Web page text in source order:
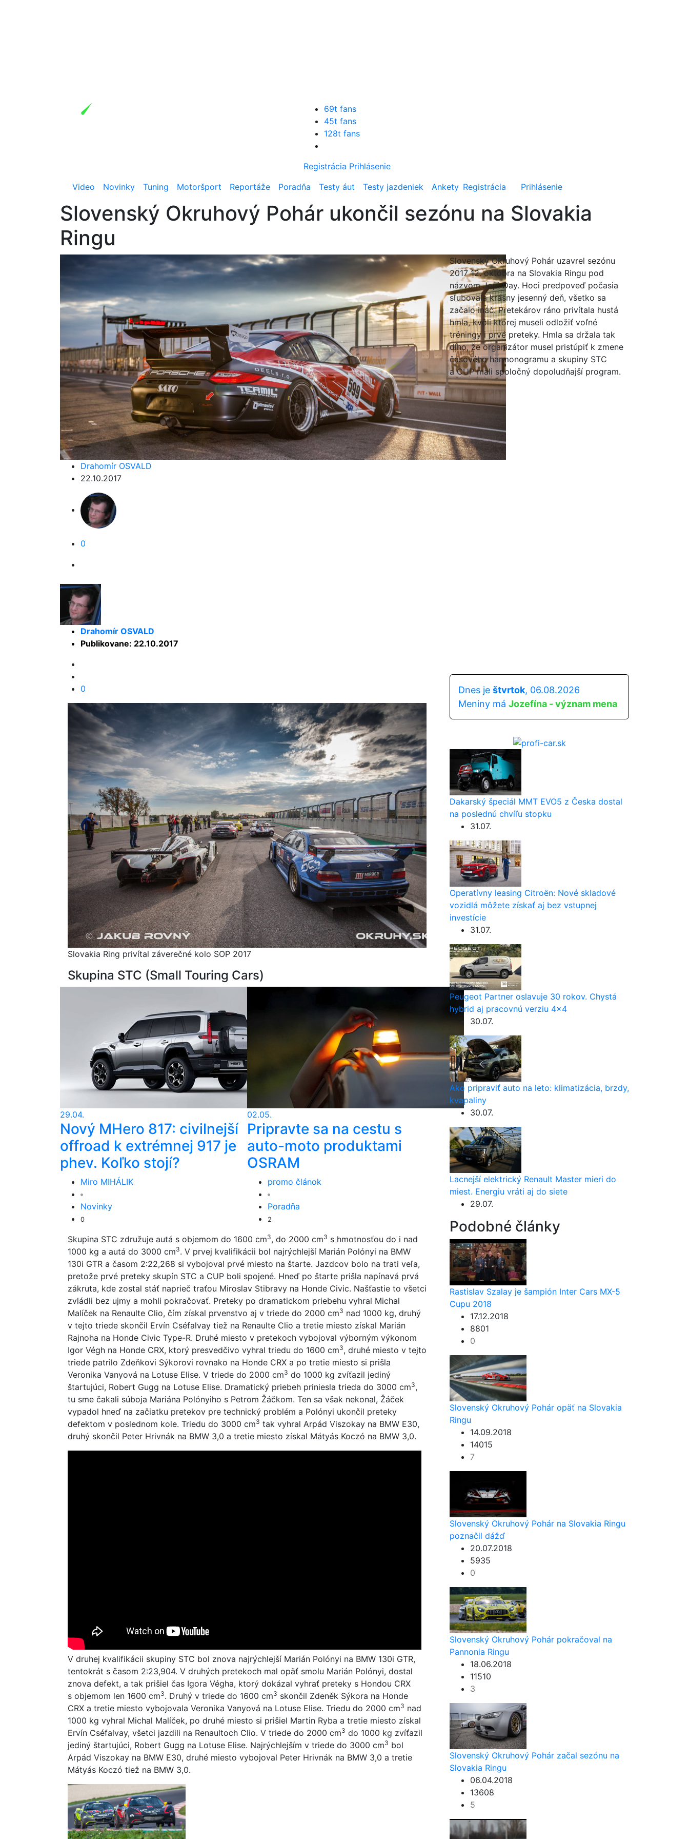
69t fans
45t fans
128t fans
Registrácia Prihlásenie
Video
Novinky Tuning Motoršport Reportáže Poradňa Testy áut Testy jazdeniek Ankety Registrácia Prihlásenie
Slovenský Okruhový Pohár ukončil sezónu na Slovakia
Ringu
Drahomír OSVALD
22.10.2017
0
Slovenský Okruhový Pohár uzavrel sezónu
2017 12. októbra na Slovakia Ringu pod
názvom Jopi Day. Hoci predpoveď počasia
sľubovala krásny jesenný deň, všetko sa
začalo ináč. Pretekárov ráno privítala hustá
hmla, kvôli ktorej museli odložiť voľné
tréningy i prvé preteky. Hmla sa držala tak
dlho, že organizátor musel pristúpiť k zmene
časového harmonogramu a skupiny STC
a CUP mali spoločný dopoludňajší program.
Drahomír OSVALD
Publikovane: 22.10.2017
0
Slovakia Ring privítal záverečné kolo SOP 2017
Skupina STC (Small Touring Cars)
29.04.
Nový MHero 817: civilnejší
offroad k extrémnej 917 je
phev. Koľko stojí?
Miro MIHÁLIK
Novinky
0
02.05.
Pripravte sa na cestu s
auto-moto produktami
OSRAM
promo článok
Poradňa
2
Skupina STC združuje autá s objemom do 1600 cm3, do 2000 cm3 s hmotnosťou do i nad
1000 kg a autá do 3000 cm3. V prvej kvalifikácii bol najrýchlejší Marián Polónyi na BMW
130i GTR a časom 2:22,268 si vybojoval prvé miesto na štarte. Jazdcov bolo na trati veľa,
pretože prvé preteky skupín STC a CUP boli spojené. Hneď po štarte prišla napínavá prvá
zákruta, kde zostal stáť naprieč traťou Miroslav Stibravy na Honde Civic. Našťastie to všetci
zvládli bez ujmy a mohli pokračovať. Preteky po dramatickom priebehu vyhral Michal
Malíček na Renaulte Clio, čím získal prvenstvo aj v triede do 2000 cm3 nad 1000 kg, druhý
v tejto triede skončil Ervín Cséfalvay tiež na Renaulte Clio a tretie miesto získal Marián
Rajnoha na Honde Civic Type-R. Druhé miesto v pretekoch vybojoval výborným výkonom
Igor Végh na Honde CRX, ktorý presvedčivo vyhral triedu do 1600 cm3, druhé miesto v tejto
triede patrilo Zdeňkovi Sýkorovi rovnako na Honde CRX a po tretie miesto si prišla
Veronika Vanyová na Lotuse Elise. V triede do 2000 cm3 do 1000 kg zvíťazil jediný
štartujúci, Robert Gugg na Lotuse Elise. Dramatický priebeh priniesla trieda do 3000 cm3,
tu sme čakali súboja Mariána Polónyiho s Petrom Žáčkom. Ten sa však nekonal, Žáček
vypadol hneď na začiatku pretekov pre technický problém a Polónyi ukončil preteky
defektom v poslednom kole. Triedu do 3000 cm3 tak vyhral Arpád Viszokay na BMW E30,
druhý skončil Peter Hrivnák na BMW 3,0 a tretie miesto získal Mátyás Koczó na BMW 3,0.
V druhej kvalifikácii skupiny STC bol znova najrýchlejší Marián Polónyi na BMW 130i GTR,
tentokrát s časom 2:23,904. V druhých pretekoch mal opäť smolu Marián Polónyi, dostal
znova defekt, a tak prišiel čas Igora Végha, ktorý dokázal vyhrať preteky s Hondou CRX
s objemom len 1600 cm3. Druhý v triede do 1600 cm3 skončil Zdeněk Sýkora na Honde
CRX a tretie miesto vybojovala Veronika Vanyová na Lotuse Elise. Triedu do 2000 cm3 nad
1000 kg vyhral Michal Malíček, po druhé miesto si prišiel Martin Ryba a tretie miesto získal
Ervín Cséfalvay, všetci jazdili na Renaultoch Clio. V triede do 2000 cm3 do 1000 kg zvíťazil
jediný štartujúci, Robert Gugg na Lotuse Elise. Najrýchlejším v triede do 3000 cm3 bol
Arpád Viszokay na BMW E30, druhé miesto vybojoval Peter Hrivnák na BMW 3,0 a tretie
Mátyás Koczó tiež na BMW 3,0.
Dnes je štvrtok, 06.08.2026
Meniny má Jozefína - význam mena
Dakarský špeciál MMT EVO5 z Česka dostal
na poslednú chvíľu stopku
31.07.
Operatívny leasing Citroën: Nové skladové
vozidlá môžete získať aj bez vstupnej
investície
31.07.
Peugeot Partner oslavuje 30 rokov. Chystá
hybrid aj pracovnú verziu 4×4
30.07.
Ako pripraviť auto na leto: klimatizácia, brzdy,
kvapaliny
30.07.
Lacnejší elektrický Renault Master mieri do
miest. Energiu vráti aj do siete
29.07.
Podobné články
Rastislav Szalay je šampión Inter Cars MX-5
Cupu 2018
17.12.2018
8801
0
Slovenský Okruhový Pohár opäť na Slovakia
Ringu
14.09.2018
14015
7
Slovenský Okruhový Pohár na Slovakia Ringu
poznačil dážď
20.07.2018
5935
0
Slovenský Okruhový Pohár pokračoval na
Pannonia Ringu
18.06.2018
11510
3
Slovenský Okruhový Pohár začal sezónu na
Slovakia Ringu
06.04.2018
13608
5